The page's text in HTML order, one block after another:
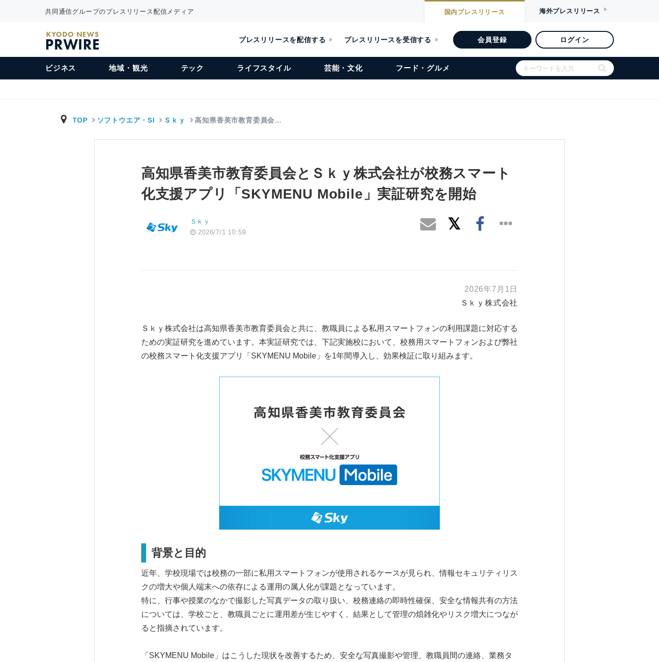
共同通信グループのプレスリリース配信メディア 国内プレスリリース 海外プレスリリース
KYODO NEWS
PRWIRE プレスリリースを配信する プレスリリースを受信する 会員登録 ログイン
ビジネス 地域・観光 テック ライフスタイル 芸能・文化 フード・グルメ
TOP ソフトウエア・SI Ｓｋｙ 高知県香美市教育委員会…
高知県香美市教育委員会とＳｋｙ株式会社が校務スマート
化支援アプリ「SKYMENU Mobile」実証研究を開始
Ｓｋｙ
2026/7/1 10:59
2026年7月1日
Ｓｋｙ株式会社
Ｓｋｙ株式会社は高知県香美市教育委員会と共に、教職員による私用スマートフォンの利用課題に対応する
ための実証研究を進めています。本実証研究では、下記実施校において、校務用スマートフォンおよび弊社
の校務スマート化支援アプリ「SKYMENU Mobile」を1年間導入し、効果検証に取り組みます。
背景と目的
近年、学校現場では校務の一部に私用スマートフォンが使用されるケースが見られ、情報セキュリティリス
クの増大や個人端末への依存による運用の属人化が課題となっています。
特に、行事や授業のなかで撮影した写真データの取り扱い、校務連絡の即時性確保、安全な情報共有の方法
については、学校ごと、教職員ごとに運用差が生じやすく、結果として管理の煩雑化やリスク増大につなが
ると指摘されています。
「SKYMENU Mobile」はこうした現状を改善するため、安全な写真撮影や管理、教職員間の連絡、業務タ